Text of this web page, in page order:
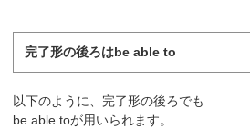
完了形の後ろはbe able to
以下のように、完了形の後ろでも
be able toが用いられます。